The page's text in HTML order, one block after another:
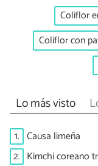
Coliflor
Coliflor con
Lo más visto
1. Causa limeña
2. Kimchi coreano